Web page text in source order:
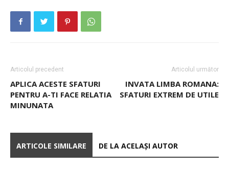
Articolul precedent
APLICA ACESTE SFATURI
PENTRU A-TI FACE RELATIA
MINUNATA
Articolul următor
INVATA LIMBA ROMANA:
SFATURI EXTREM DE UTILE
ARTICOLE SIMILARE DE LA ACELAȘI AUTOR